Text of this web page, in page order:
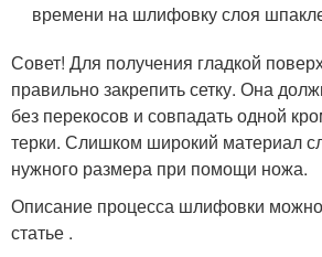
времени на шлифовку слоя
Совет! Для получения гладкой
правильно закрепить сетку. Она
без перекосов и совпадать одной
терки. Слишком широкий материал
нужного размера при помощи ножа.
Описание процесса шлифовки можно
статье .